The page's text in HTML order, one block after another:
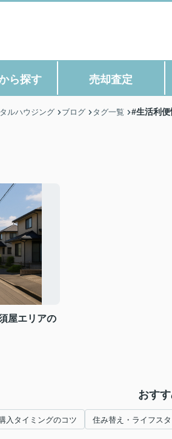
ら探す 売却査定
ルハウジング ブログ タグ一覧 #生活利
屋エリアの
おす
入タイミングのコツ 住み替え・ライフス